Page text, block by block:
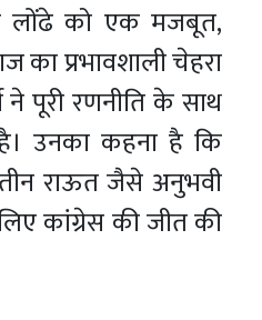
लोंढे को एक मजबूत,
प्रभावशाली चेहरा
ने पूरी रणनीति के साथ
है। उनका कहना है कि
राऊत जैसे अनुभवी
कांग्रेस की जीत की